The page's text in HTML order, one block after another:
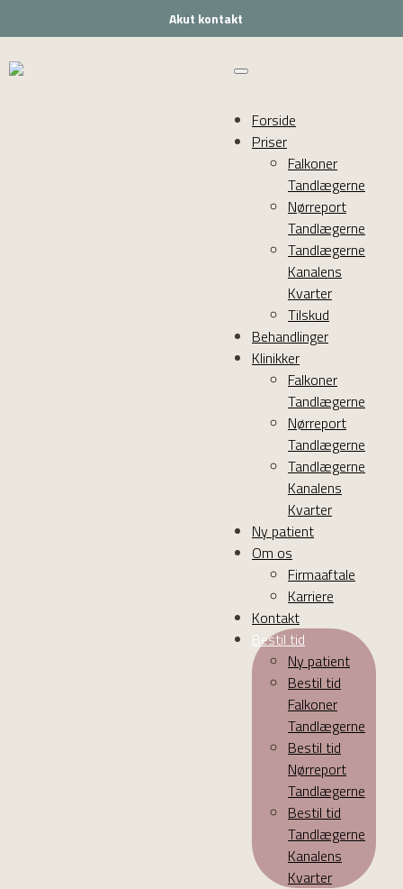
Akut kontakt
Forside
Priser
Falkoner
Tandlægerne
Nørreport
Tandlægerne
Tandlægerne
Kanalens
Kvarter
Tilskud
Behandlinger
Klinikker
Falkoner
Tandlægerne
Nørreport
Tandlægerne
Tandlægerne
Kanalens
Kvarter
Ny patient
Om os
Firmaaftale
Karriere
Kontakt
Bestil tid
Ny patient
Bestil tid
Falkoner
Tandlægerne
Bestil tid
Nørreport
Tandlægerne
Bestil tid
Tandlægerne
Kanalens
Kvarter